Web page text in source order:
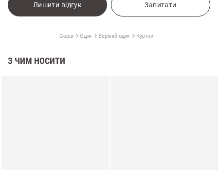
Лишити відгук Запитати
Gepur Одяг Верхній одяг Куртки
З ЧИМ НОСИТИ